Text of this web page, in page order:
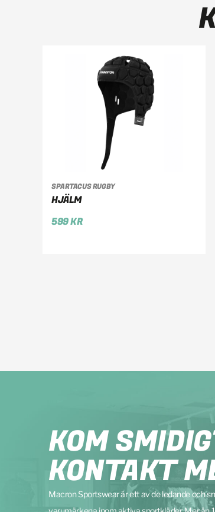
SPARTACUS RUGBY
HJÄLM
599KR
LÄGG TILL I VARUKORG
KOM
KONTAKT
Macron Sportswear är ett av de ledande och